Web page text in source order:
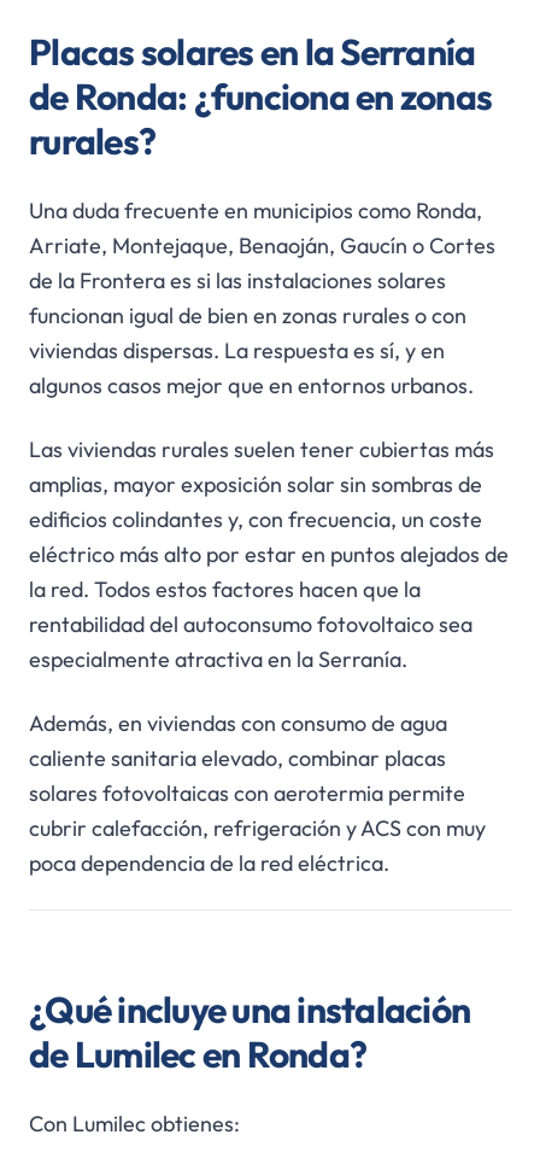
Placas solares en la Serranía
de Ronda: ¿funciona en zonas
rurales?
Una duda frecuente en municipios como Ronda,
Arriate, Montejaque, Benaoján, Gaucín o Cortes
de la Frontera es si las instalaciones solares
funcionan igual de bien en zonas rurales o con
viviendas dispersas. La respuesta es sí, y en
algunos casos mejor que en entornos urbanos.
Las viviendas rurales suelen tener cubiertas más
amplias, mayor exposición solar sin sombras de
edificios colindantes y, con frecuencia, un coste
eléctrico más alto por estar en puntos alejados de
la red. Todos estos factores hacen que la
rentabilidad del autoconsumo fotovoltaico sea
especialmente atractiva en la Serranía.
Además, en viviendas con consumo de agua
caliente sanitaria elevado, combinar placas
solares fotovoltaicas con aerotermia permite
cubrir calefacción, refrigeración y ACS con muy
poca dependencia de la red eléctrica.
¿Qué incluye una instalación
de Lumilec en Ronda?
Con Lumilec obtienes: